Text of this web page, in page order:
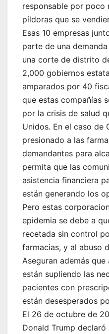
responsable por poco
píldoras que se
Esas 10 empresas
parte de una
una corte de distrito
2,000 gobiernos
amparados por 40
que estas compañías
por la crisis de salud
Unidos. En el caso de
presionado a las
demandantes para
permita que las
asistencia financiera
están generando los
Pero estas
epidemia se debe a
recetada sin control
farmacias, y al abuso
Aseguran además
están supliendo las
pacientes con
están desesperados
El 26 de octubre de
Donald Trump